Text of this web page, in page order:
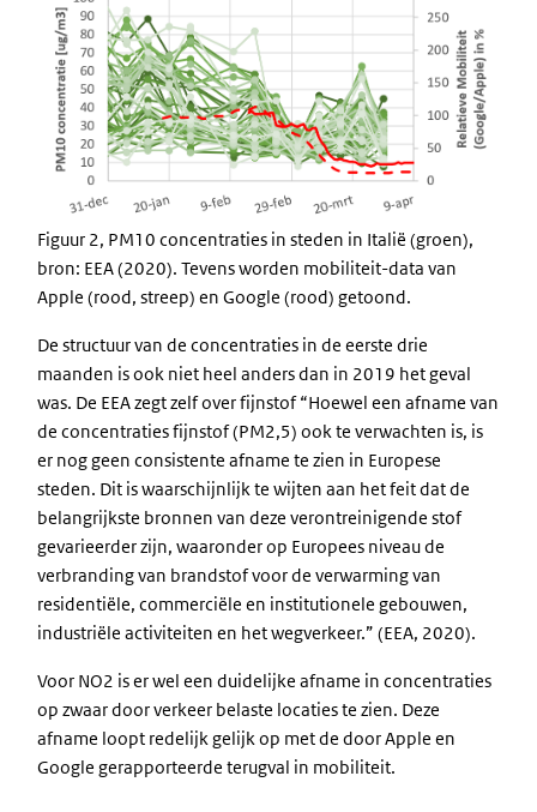
Figuur 2, PM10 concentraties in steden in Italië (groen),
bron: EEA (2020). Tevens worden mobiliteit-data van
Apple (rood, streep) en Google (rood) getoond.
De structuur van de concentraties in de eerste drie
maanden is ook niet heel anders dan in 2019 het geval
was. De EEA zegt zelf over fijnstof “Hoewel een afname van
de concentraties fijnstof (PM2,5) ook te verwachten is, is
er nog geen consistente afname te zien in Europese
steden. Dit is waarschijnlijk te wijten aan het feit dat de
belangrijkste bronnen van deze verontreinigende stof
gevarieerder zijn, waaronder op Europees niveau de
verbranding van brandstof voor de verwarming van
residentiële, commerciële en institutionele gebouwen,
industriële activiteiten en het wegverkeer.” (EEA, 2020).
Voor NO2 is er wel een duidelijke afname in concentraties
op zwaar door verkeer belaste locaties te zien. Deze
afname loopt redelijk gelijk op met de door Apple en
Google gerapporteerde terugval in mobiliteit.